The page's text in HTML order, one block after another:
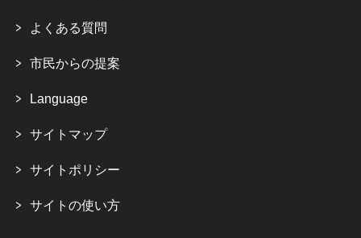
よくある質問
市民からの提案
Language
サイトマップ
サイトポリシー
サイトの使い方